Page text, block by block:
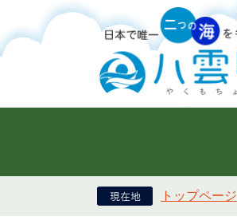
トップページ